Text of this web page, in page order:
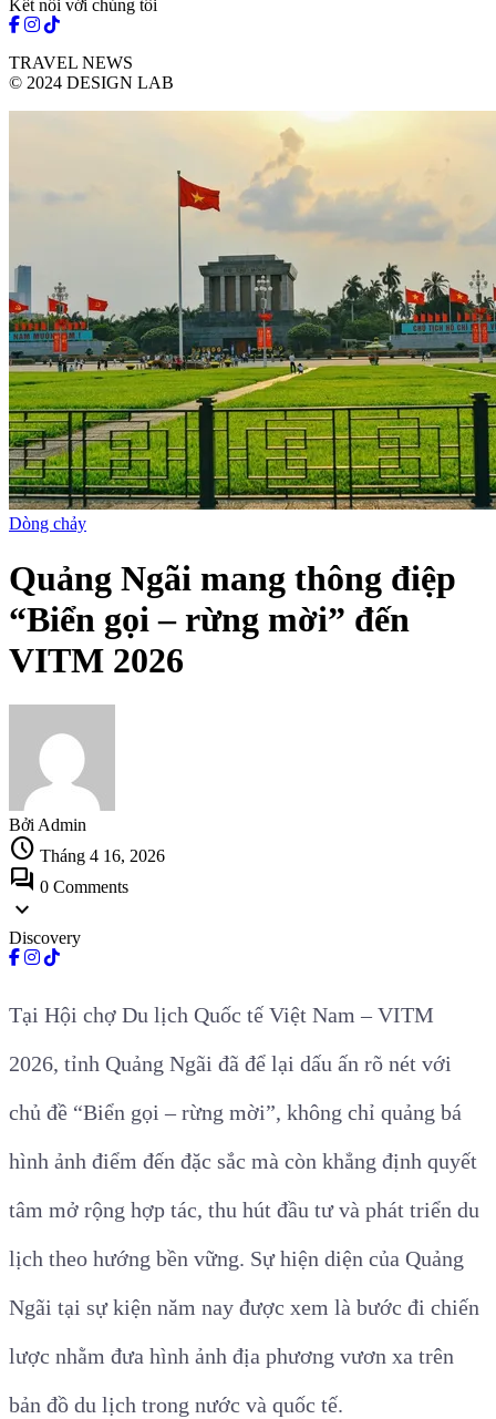
Kết nối với chúng tôi
TRAVEL NEWS
© 2024 DESIGN LAB
Dòng chảy
Quảng Ngãi mang thông điệp
“Biển gọi – rừng mời” đến
VITM 2026
Bởi Admin
schedule Tháng 4 16, 2026
forum 0 Comments
expand_more
Discovery
Tại Hội chợ Du lịch Quốc tế Việt Nam – VITM
2026, tỉnh Quảng Ngãi đã để lại dấu ấn rõ nét với
chủ đề “Biển gọi – rừng mời”, không chỉ quảng bá
hình ảnh điểm đến đặc sắc mà còn khẳng định quyết
tâm mở rộng hợp tác, thu hút đầu tư và phát triển du
lịch theo hướng bền vững. Sự hiện diện của Quảng
Ngãi tại sự kiện năm nay được xem là bước đi chiến
lược nhằm đưa hình ảnh địa phương vươn xa trên
bản đồ du lịch trong nước và quốc tế.